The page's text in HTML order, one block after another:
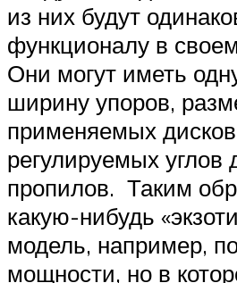
из них будут
функционалу в
Они могут иметь
ширину упоров,
применяемых
регулируемых углов
пропилов. Таким
какую-нибудь
модель, например,
мощности, но в